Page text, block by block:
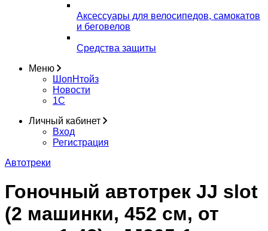
Аксессуары для велосипедов, самокатов
и беговелов
Средства защиты
Меню
ШопНтойз
Новости
1C
Личный кабинет
Вход
Регистрация
Автотреки
Гоночный автотрек JJ slot
(2 машинки, 452 см, от